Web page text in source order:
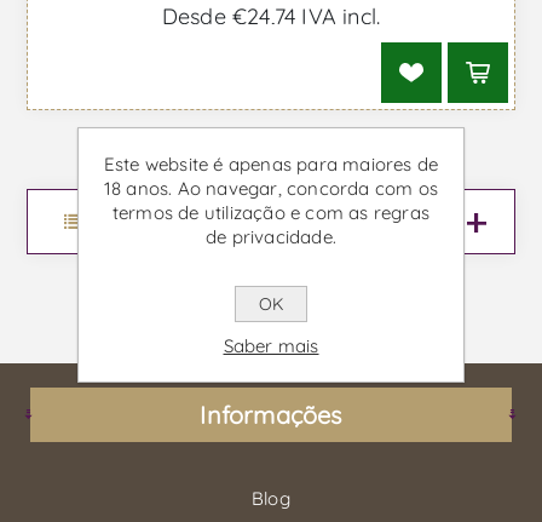
Desde €24,74 IVA incl.
Menu
Informações
Blog
Este website é apenas para maiores de
18 anos. Ao navegar, concorda com os
termos de utilização e com as regras
de privacidade.
OK
Saber mais